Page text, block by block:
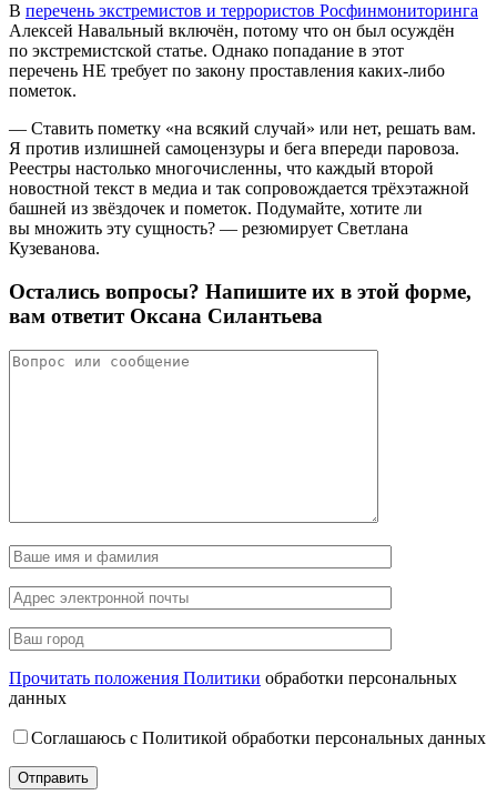
В перечень экстремистов и террористов Росфинмониторинга
Алексей Навальный включён, потому что он был осуждён
по экстремистской статье. Однако попадание в этот
перечень НЕ требует по закону проставления каких-либо
пометок.
— Ставить пометку «на всякий случай» или нет, решать вам.
Я против излишней самоцензуры и бега впереди паровоза.
Реестры настолько многочисленны, что каждый второй
новостной текст в медиа и так сопровождается трёхэтажной
башней из звёздочек и пометок. Подумайте, хотите ли
вы множить эту сущность? — резюмирует Светлана
Кузеванова.
Остались вопросы? Напишите их в этой форме,
вам ответит Оксана Силантьева
Прочитать положения Политики обработки персональных
данных
Соглашаюсь с Политикой обработки персональных данных